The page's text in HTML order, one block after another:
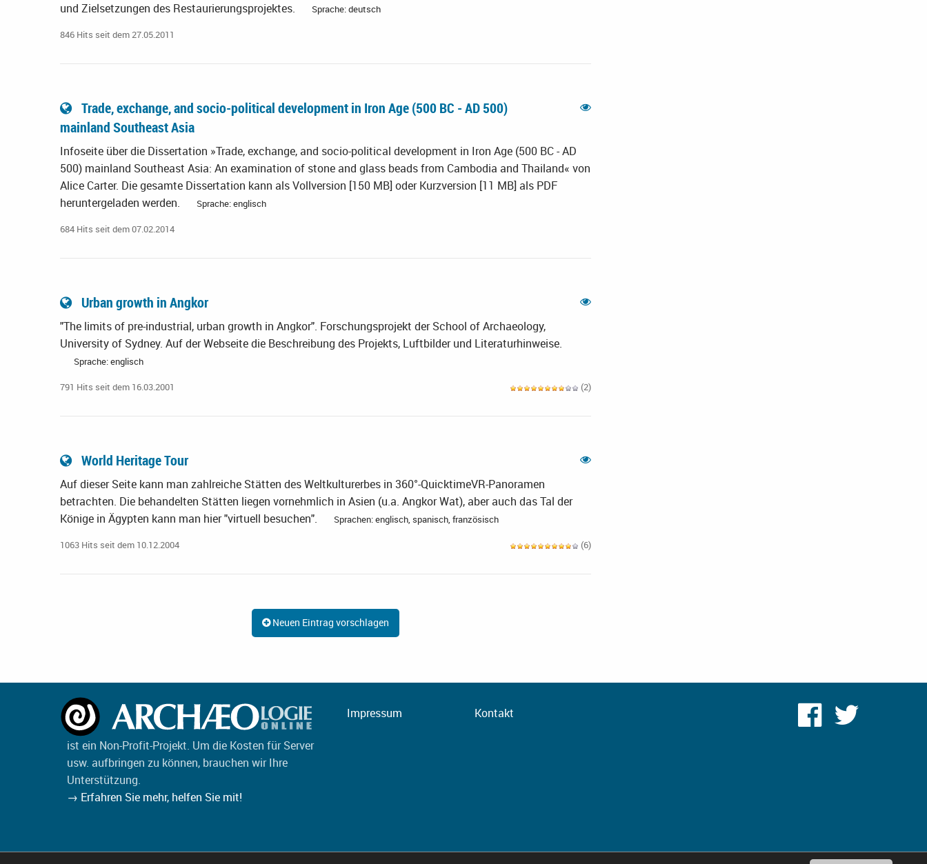
und Zielsetzungen des Restaurierungsprojektes.
Sprache: deutsch
846 Hits seit dem 27.05.2011
Trade, exchange, and socio-­political development in Iron Age (500 BC -­ AD 500)
mainland Southeast Asia
Infoseite über die Dissertation »Trade, exchange, and socio-­political development in Iron Age (500 BC -­ AD
500) mainland Southeast Asia: An examination of stone and glass beads from Cambodia and Thailand« von
Alice Carter. Die gesamte Dissertation kann als Vollversion [150 MB] oder Kurzversion [11 MB] als PDF
heruntergeladen werden.
Sprache: englisch
684 Hits seit dem 07.02.2014
Urban growth in Angkor
"The limits of pre-industrial, urban growth in Angkor". Forschungsprojekt der School of Archaeology,
University of Sydney. Auf der Webseite die Beschreibung des Projekts, Luftbilder und Literaturhinweise.
Sprache: englisch
791 Hits seit dem 16.03.2001 (2)
World Heritage Tour
Auf dieser Seite kann man zahlreiche Stätten des Weltkulturerbes in 360°-QuicktimeVR-Panoramen
betrachten. Die behandelten Stätten liegen vornehmlich in Asien (u.a. Angkor Wat), aber auch das Tal der
Könige in Ägypten kann man hier "virtuell besuchen".
Sprachen: englisch, spanisch, französisch
1063 Hits seit dem 10.12.2004 (6)
Neuen Eintrag vorschlagen
ist ein Non-Profit-Projekt. Um die Kosten für Server
usw. aufbringen zu können, brauchen wir Ihre
Unterstützung.
→ Erfahren Sie mehr, helfen Sie mit!
Impressum Kontakt